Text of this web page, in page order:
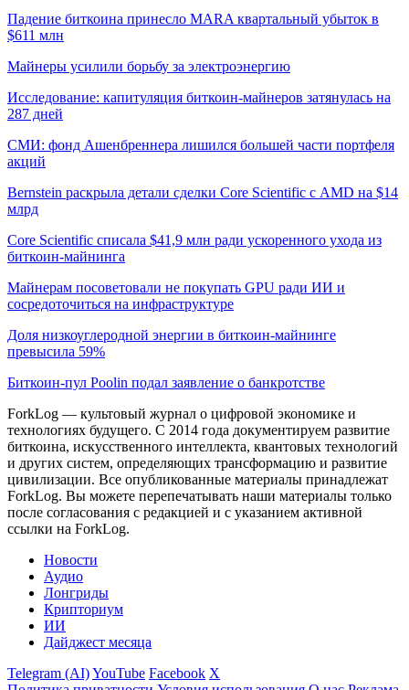
Падение биткоина принесло MARA квартальный убыток в
$611 млн
Майнеры усилили борьбу за электроэнергию
Исследование: капитуляция биткоин-майнеров затянулась на
287 дней
СМИ: фонд Ашенбреннера лишился большей части портфеля
акций
Bernstein раскрыла детали сделки Core Scientific с AMD на $14
млрд
Core Scientific списала $41,9 млн ради ускоренного ухода из
биткоин-майнинга
Майнерам посоветовали не покупать GPU ради ИИ и
сосредоточиться на инфраструктуре
Доля низкоуглеродной энергии в биткоин-майнинге
превысила 59%
Биткоин-пул Poolin подал заявление о банкротстве
ForkLog — культовый журнал о цифровой экономике и
технологиях будущего. С 2014 года документируем развитие
биткоина, искусственного интеллекта, квантовых технологий
и других систем, определяющих трансформацию и развитие
цивилизации. Все опубликованные материалы принадлежат
ForkLog. Вы можете перепечатывать наши материалы только
после согласования с редакцией и с указанием активной
ссылки на ForkLog.
Новости
Аудио
Лонгриды
Крипториум
ИИ
Дайджест месяца
Telegram (AI)YouTube Facebook X